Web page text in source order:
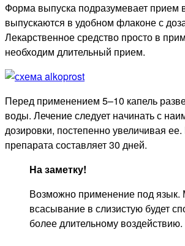
Форма выпуска подразумевает прием
выпускаются в удобном флаконе с
Лекарственное средство просто в
необходим длительный прием.
Перед применением 5–10 капель
воды. Лечение следует начинать с
дозировки, постепенно увеличивая
препарата составляет 30 дней.
На заметку!
Возможно применение под язык.
всасывание в слизистую будет
более длительному воздействию.